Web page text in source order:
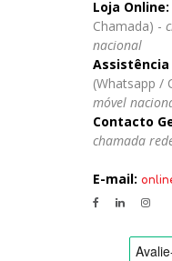
Loja Online:
Chamada) -
nacional
Assistência
(Whatsapp /
móvel
Contacto
chamada
E-mail: